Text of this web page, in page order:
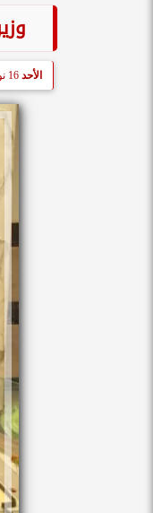
الأحد 16 نوفمبر 2025